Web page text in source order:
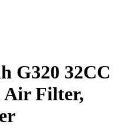
G320 32CC
Air Filter,